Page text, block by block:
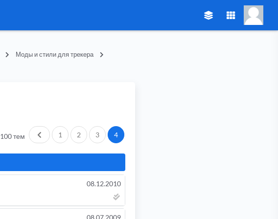
Моды и стили для трекера
100 тем Пред.
1 2 3 4
08.12.2010